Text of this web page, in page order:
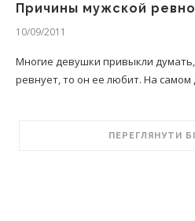
Причины мужской
10/09/2011
Многие девушки привыкли
ревнует, то он ее любит. На
ПЕРЕГЛЯНУТИ